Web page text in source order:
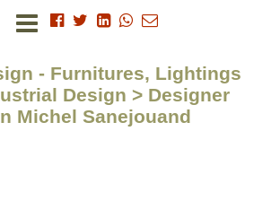
- Furnitures, Lightings
Design > Designer
Michel Sanejouand